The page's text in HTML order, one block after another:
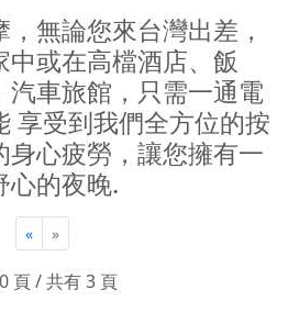
無論您來台灣出差，
或在高檔酒店、飯
汽車旅館，只需一通電
享受到我們全方位的按
身心疲勞，讓您擁有一
心的夜晚.
« »
頁 / 共有 3 頁